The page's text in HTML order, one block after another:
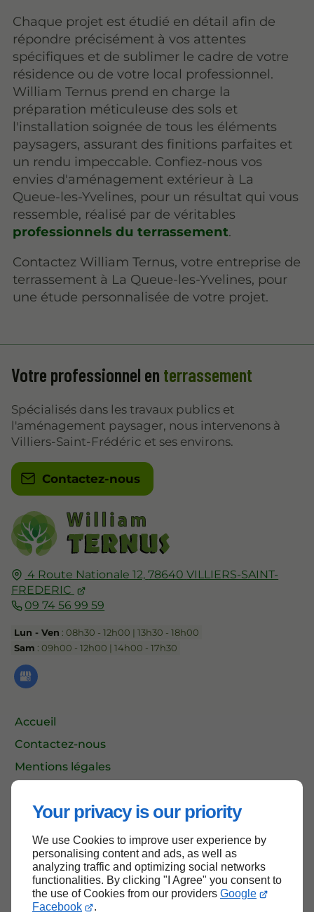
Your privacy is our priority
We use Cookies to improve user experience by
personalising content and ads, as well as
analyzing traffic and optimizing social networks
functionalities. By clicking "I Agree" you consent to
the use of Cookies from our providers Google
Facebook
.
Chaque projet est étudié en détail afin de
répondre précisément à vos attentes
spécifiques et de sublimer le cadre de votre
résidence ou de votre local professionnel.
William Ternus prend en charge la
préparation méticuleuse des sols et
l'installation soignée de tous les éléments
paysagers, assurant des finitions parfaites et
un rendu impeccable. Confiez-nous vos
envies d'aménagement extérieur à La
Queue-les-Yvelines, pour un résultat qui vous
ressemble, réalisé par de véritables
professionnels du terrassement.
Contactez William Ternus, votre entreprise de
terrassement à La Queue-les-Yvelines, pour
une étude personnalisée de votre projet.
4 Route Nationale 12, 78640 VILLIERS-SAINT-
FREDERIC
09 74 56 99 59
Lun - Ven : 08h30 - 12h00 | 13h30 - 18h00
Sam : 09h00 - 12h00 | 14h00 - 17h30
Accueil
Contactez-nous
Mentions légales
Votre professionnel en terrassement
Spécialisés dans les travaux publics et
l'aménagement paysager, nous intervenons à
Villiers-Saint-Frédéric et ses environs.
Contactez-nous
Haut de page